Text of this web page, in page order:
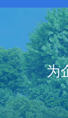
为